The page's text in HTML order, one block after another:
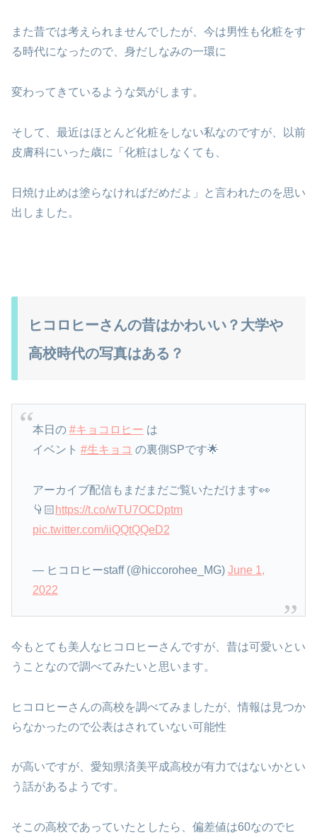
また昔では考えられませんでしたが、今は男性も化粧をす
る時代になったので、身だしなみの一環に
変わってきているような気がします。
そして、最近はほとんど化粧をしない私なのですが、以前
皮膚科にいった歳に「化粧はしなくても、
日焼け止めは塗らなければだめだよ」と言われたのを思い
出しました。
ヒコロヒーさんの昔はかわいい？大学や
高校時代の写真はある？
本日の #キョコロヒー は
イベント #生キョコ の裏側SPです🌟
アーカイブ配信もまだまだご覧いただけます👀
👇🏻 https://t.co/wTU7OCDptm
pic.twitter.com/iiQQtQQeD2
— ヒコロヒーstaff (@hiccorohee_MG) June 1,
2022
今もとても美人なヒコロヒーさんですが、昔は可愛いとい
うことなので調べてみたいと思います。
ヒコロヒーさんの高校を調べてみましたが、情報は見つか
らなかったので公表はされていない可能性
が高いですが、愛知県済美平成高校が有力ではないかとい
う話があるようです。
そこの高校であっていたとしたら、偏差値は60なのでヒ